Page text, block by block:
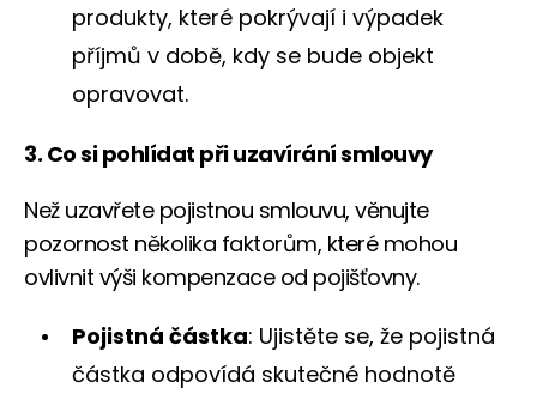
produkty, které pokrývají i výpadek
příjmů v době, kdy se bude objekt
opravovat.
3. Co si pohlídat při uzavírání smlouvy
Než uzavřete pojistnou smlouvu, věnujte
pozornost několika faktorům, které mohou
ovlivnit výši kompenzace od pojišťovny.
Pojistná částka: Ujistěte se, že pojistná
částka odpovídá skutečné hodnotě